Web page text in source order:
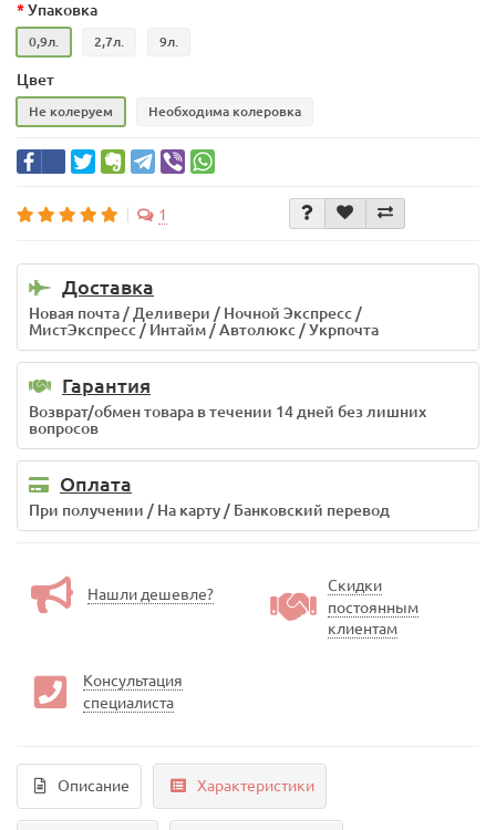
Упаковка
0,9л. 2,7л. 9л.
Цвет
Не колеруем Необходима колеровка
1
Доставка
Новая почта / Деливери / Ночной Экспресс /
МистЭкспресс / Интайм / Автолюкс / Укрпочта
Гарантия
Возврат/обмен товара в течении 14 дней без лишних
вопросов
Оплата
При получении / На карту / Банковский перевод
Нашли дешевле?
Скидки
постоянным
клиентам
Консультация
специалиста
Описание Характеристики